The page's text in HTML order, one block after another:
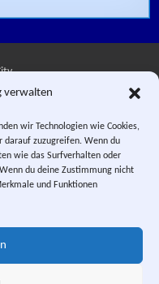
verwalten
wir Technologien wie Cookies,
zuzugreifen. Wenn du
wie das Surfverhalten oder
du deine Zustimmung nicht
und Funktionen
Feed